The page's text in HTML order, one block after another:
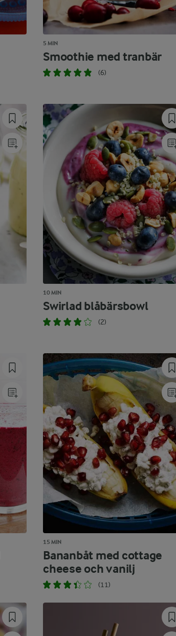
5 MIN
Smoothie med tranbär
(6)
10 MIN
Swirlad blåbärsbowl
(2)
15 MIN
Bananbåt med cottage
cheese och vanilj
(11)